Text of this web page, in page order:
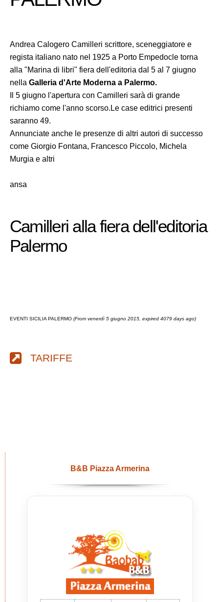
Andrea Calogero Camilleri scrittore, sceneggiatore e
regista italiano nato nel 1925 a Porto Empedocle torna
alla "Marina di libri" fiera dell'editoria dal 5 al 7 giugno
nella Galleria d'Arte Moderna a Palermo.
Il 5 giugno l'apertura con Camilleri sarà di grande
richiamo come l'anno scorso.Le case editrici presenti
saranno 49.
Annunciate anche le presenze di altri autori di successo
come Giorgio Fontana, Francesco Piccolo, Michela
Murgia e altri
ansa
Camilleri alla fiera dell'editoria
Palermo
EVENTI SICILIA PALERMO (From venerdì 5 giugno 2015, expired 4079 days ago)
TARIFFE
B&B Piazza Armerina